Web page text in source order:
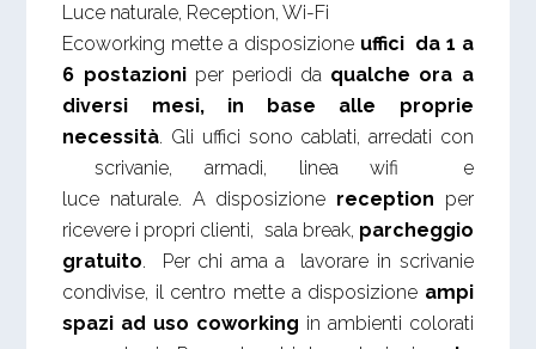
Luce naturale, Reception, Wi-Fi
Ecoworking mette a disposizione uffici da 1 a
6 postazioniper periodi da qualche ora a
diversi mesi, in base alle proprie
necessità. Gli uffici sono cablati, arredati con
scrivanie, armadi, linea wifi e
luce naturale. A disposizione reception per
ricevere i propri clienti, sala break, parcheggio
gratuito. Per chi ama a lavorare in scrivanie
condivise, il centro mette a disposizione ampi
spazi ad uso coworking in ambienti colorati